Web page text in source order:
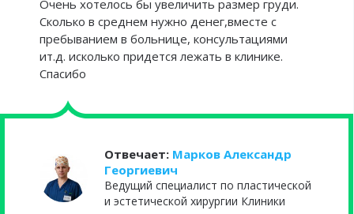
Очень хотелось бы увеличить размер груди.
Сколько в среднем нужно денег,вместе с
пребыванием в больнице, консультациями
ит.д. исколько придется лежать в клинике.
Спасибо
Отвечает: Марков Александр
Георгиевич
Ведущий специалист по пластической
и эстетической хирургии Клиники